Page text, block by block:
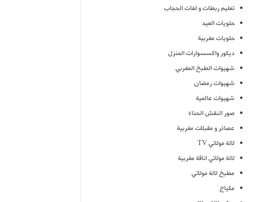
تعليم ربطات و لفات الحجاب
حلويات العيد
حلويات مغربية
ديكور واكسسوارات المنزل
شهيوات الطبخ المغربي
شهيوات رمضان
شهيوات عالمية
صور النقش الحناء
عصائر و مقبلات مغربية
لالة مولاتي TV
لالة مولاتي اناقة مغربية
مطبخ لالة مولاتي
مكياج